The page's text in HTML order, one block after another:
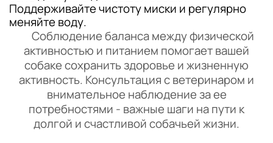
Поддерживайте чистоту миски и регулярно
меняйте воду.
Соблюдение баланса между физической
активностью и питанием помогает вашей
собаке сохранить здоровье и жизненную
активность. Консультация с ветеринаром и
внимательное наблюдение за ее
потребностями - важные шаги на пути к
долгой и счастливой собачьей жизни.